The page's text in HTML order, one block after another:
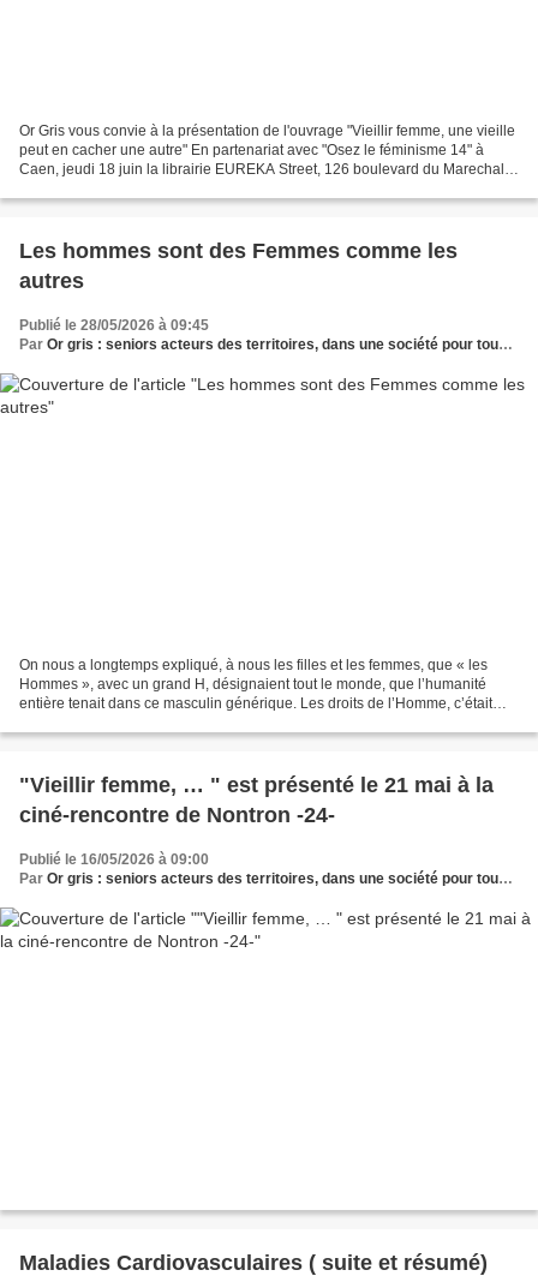
Or Gris vous convie à la présentation de l'ouvrage "Vieillir femme, une vieille
peut en cacher une autre" En partenariat avec "Osez le féminisme 14" à
Caen, jeudi 18 juin la librairie EUREKA Street, 126 boulevard du Marechal
Les hommes sont des Femmes comme les
autres
Publié le 28/05/2026 à 09:45
Par Or gris : seniors acteurs des territoires, dans une société pour tous les âges
On nous a longtemps expliqué, à nous les filles et les femmes, que « les
Hommes », avec un grand H, désignaient tout le monde, que l’humanité
entière tenait dans ce masculin générique. Les droits de l’Homme, c’était
"Vieillir femme, … " est présenté le 21 mai à la
ciné-rencontre de Nontron -24-
Publié le 16/05/2026 à 09:00
Par Or gris : seniors acteurs des territoires, dans une société pour tous les âges
Maladies Cardiovasculaires ( suite et résumé)